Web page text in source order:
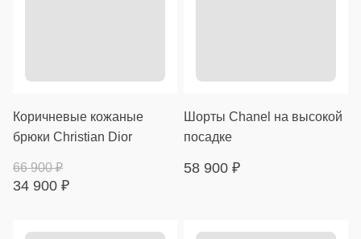
Коричневые кожаные
брюки Christian Dior
34 900 ₽
66 900₽
Шорты Chanel на высокой
посадке
58 900 ₽